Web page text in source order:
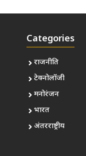
Categories
राजनीति
टेक्नोलॉजी
मनोरंजन
भारत
अंतरराष्ट्रीय